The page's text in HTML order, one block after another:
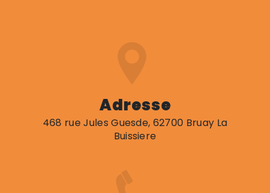
Adresse
468 rue Jules Guesde, 62700 Bruay La
Buissiere